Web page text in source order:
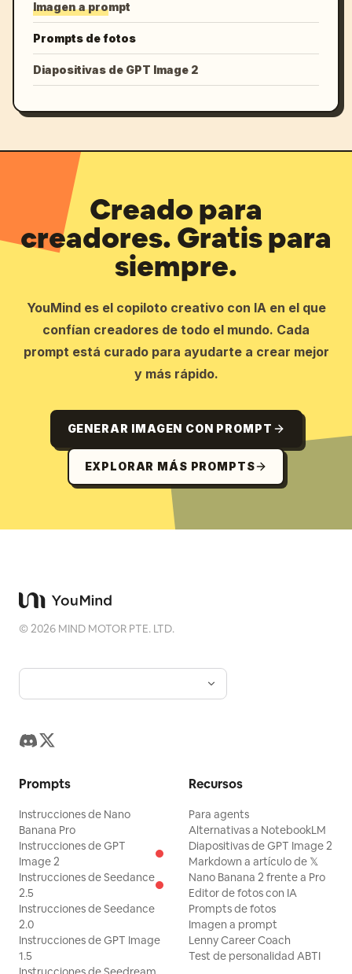
Imagen a prompt
Prompts de fotos
Diapositivas de GPT Image 2
Creado para
creadores. Gratis para
siempre.
YouMind es el copiloto creativo con IA en el que
confían creadores de todo el mundo. Cada
prompt está curado para ayudarte a crear mejor
y más rápido.
GENERAR IMAGEN CON PROMPT
EXPLORAR MÁS PROMPTS
©2026 MIND MOTOR PTE. LTD.
Prompts
Instrucciones de Nano
Banana Pro
Instrucciones de GPT
Image 2
Instrucciones de Seedance
2.5
Instrucciones de Seedance
2.0
Instrucciones de GPT Image
1.5
Recursos
Para agents
Alternativas a NotebookLM
Diapositivas de GPT Image 2
Markdown a artículo de 𝕏
Nano Banana 2 frente a Pro
Editor de fotos con IA
Prompts de fotos
Imagen a prompt
Lenny Career Coach
Test de personalidad ABTI